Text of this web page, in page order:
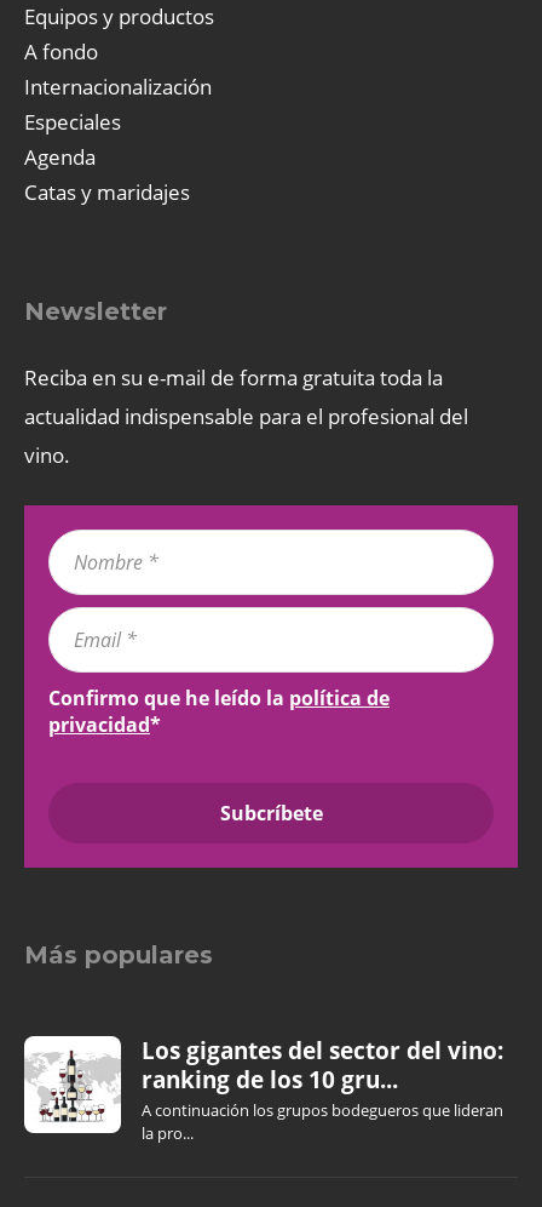
Equipos y productos
A fondo
Internacionalización
Especiales
Agenda
Catas y maridajes
Newsletter
Reciba en su e-mail de forma gratuita toda la
actualidad indispensable para el profesional del
vino.
Confirmo que he leído la política de
privacidad*
Más populares
Los gigantes del sector del vino:
ranking de los 10 gru...
A continuación los grupos bodegueros que lideran
la pro...